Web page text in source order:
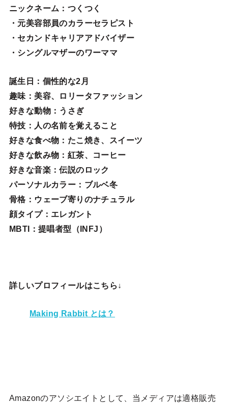
ニックネーム ：つくつく
・元美容部員のカラーセラピスト
・セカンドキャリアアドバイザー
・シングルマザーのワーママ
誕生日 ：個性的な2月
趣味 ：美容、ロリータファッション
好きな動物：うさぎ
特技 ：人の名前を覚えること
好きな食べ物 ：たこ焼き、スイーツ
好きな飲み物：紅茶、コーヒー
好きな音楽：伝説のロック
パーソナルカラー：ブルベ冬
骨格：ウェーブ寄りのナチュラル
顔タイプ：エレガン ト
MBTI：提唱者型（INFJ）
詳しいプロフィールはこちら↓
Making Rabbit とは？
Amazonのアソシエイトとして、当メディアは適格販売